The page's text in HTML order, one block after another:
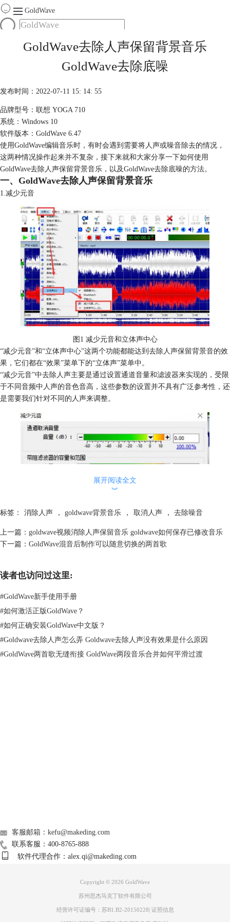
GoldWave
购买
GoldWave去除人声保留背景音乐
GoldWave去除底噪
发布时间：2022-07-11 15: 14: 55
品牌型号：联想 YOGA 710
系统：Windows 10
软件版本：GoldWave 6.47
使用GoldWave编辑音乐时，有时会遇到需要将人声或噪音除去的情况，
这两种情况操作起来并不复杂，接下来就和大家分享一下如何使用
GoldWave去除人声保留背景音乐，以及GoldWave去除底噪的方法。
一、GoldWave去除人声保留背景音乐
1.减少元音
图1 减少元音和立体声中心
“减少元音”和“立体声中心”这两个功能都能达到去除人声保留背景音的效
果，它们都在“效果”菜单下的“立体声”菜单中。
“减少元音”中去除人声主要是通过设置通道音量和滤波器来实现的，受限
于不同音频中人声的音色音高，这些参数的设置并不具有广泛参考性，还
是需要我们针对不同的人声来调整。
在预设中，GoldWave为用户提供了多种去除人声的方案，这些方案大多
我们这里编辑的音频中，主要的人声是男声，频率要比女声低一些，所以
参数也需要适当调低。
展开阅读全文
︾
标签： 消除人声 ， goldwave背景音乐 ， 取消人声 ， 去除噪音
上一篇： goldwave视频消除人声保留音乐 goldwave如何保存已修改音乐
下一篇： GoldWave混音后制作可以随意切换的两首歌
读者也访问过这里:
#GoldWave新手使用手册
#如何激活正版GoldWave？
#如何正确安装GoldWave中文版？
#Goldwave去除人声怎么弄 Goldwave去除人声没有效果是什么原因
#GoldWave两首歌无缝衔接 GoldWave两段音乐合并如何平滑过渡
客服邮箱：kefu@makeding.com
联系客服：400-8765-888
软件代理合作：alex.qi@makeding.com
Copyright © 2026 GoldWave
苏州思杰马克丁软件有限公司
经营许可证编号：苏B1.B2-20150228| 证照信息